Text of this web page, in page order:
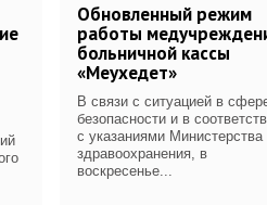
Обновленный режим
работы
больничной кассы
«Меухедет»
В связи с ситуацией в
безопасности и в
с указаниями Министерства
здравоохранения, в
воскресенье...